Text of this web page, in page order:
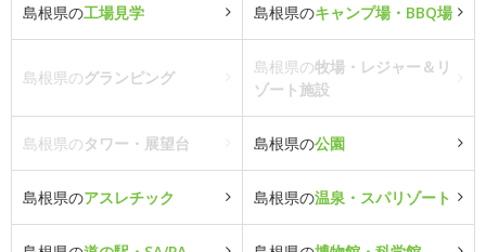
島根県の工場見学 島根県のキャンプ場・BBQ場
島根県のグランピング
島根県の牧場・レジャー＆リ
ゾート施設
島根県のタワー・展望台 島根県の公園
島根県のアスレチック 島根県の温泉・スパリゾート